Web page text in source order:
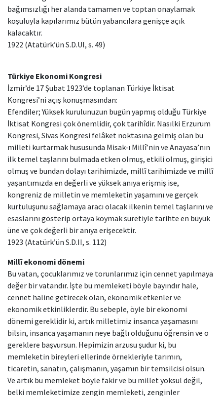
bağımsızlığı her alanda tamamen ve toptan onaylamak
koşuluyla kapılarımız bütün yabancılara genişçe açık
kalacaktır.
1922 (Atatürk’ün S.D.UI, s. 49)
Türkiye Ekonomi Kongresi
İzmir’de 17 Şubat 1923’de toplanan Türkiye İktisat
Kongresi’ni açış konuşmasından:
Efendiler; Yüksek kurulunuzun bugün yapmış olduğu Türkiye
İktisat Kongresi çok önemlidir, çok tarihîdir. Nasılki Erzurum
Kongresi, Sivas Kongresi felâket noktasına gelmiş olan bu
milleti kurtarmak hususunda Misak-ı Millî’nin ve Anayasa’nın
ilk temel taşlarını bulmada etken olmuş, etkili olmuş, girişici
olmuş ve bundan dolayı tarihimizde, millî tarihimizde ve millî
yaşantımızda en değerli ve yüksek anıya erişmiş ise,
kongreniz de milletin ve memleketin yaşamını ve gerçek
kurtuluşunu sağlamaya aracı olacak ilkenin temel taşlarını ve
esaslarını gösterip ortaya koymak suretiyle tarihte en büyük
üne ve çok değerli bir anıya erişecektir.
1923 (Atatürk’ün S.D.II, s. 112)
Millî ekonomi dönemi
Bu vatan, çocuklarımız ve torunlarımız için cennet yapılmaya
değer bir vatandır. İşte bu memleketi böyle bayındır hale,
cennet haline getirecek olan, ekonomik etkenler ve
ekonomik etkinliklerdir. Bu sebeple, öyle bir ekonomi
dönemi gereklidir ki, artık milletimiz insanca yaşamasını
bilsin, insanca yaşamanın neye bağlı olduğunu öğrensin ve o
gereklere başvursun. Hepimizin arzusu şudur ki, bu
memleketin bireyleri ellerinde örnekleriyle tarımın,
ticaretin, sanatın, çalışmanın, yaşamın bir temsilcisi olsun.
Ve artık bu memleket böyle fakir ve bu millet yoksul değil,
belki memleketimize zengin memleketi, zenginler